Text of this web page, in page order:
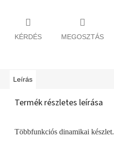
KÉRDÉS MEGOSZTÁS
Leírás
Termék részletes leírása
Többfunkciós dinamikai készlet.